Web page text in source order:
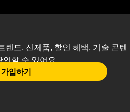
렌드, 신제품, 할인 혜택, 기술 콘텐
인할 수 있어요
가입하기